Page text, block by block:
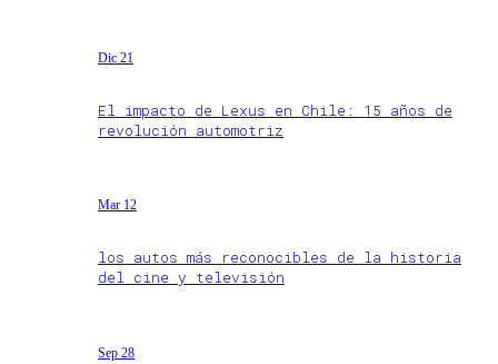
Dic 21
El impacto de Lexus en Chile: 15 años de
revolución automotriz
Mar 12
los autos más reconocibles de la historia
del cine y televisión
Sep 28